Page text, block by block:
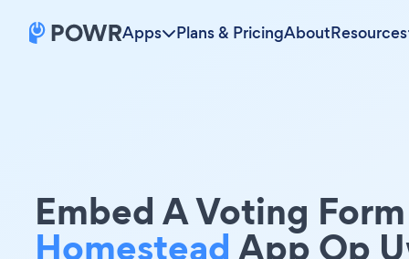
Apps Plans & PricingAboutResources
Embed A Voting Form
HomesteadApp Op